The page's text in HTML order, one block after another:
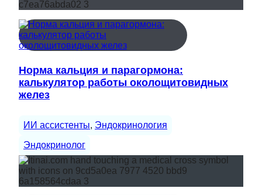
Норма кальция и парагормона:
калькулятор работы околощитовидных
желез
ИИ ассистенты, Эндокринология
Эндокринолог